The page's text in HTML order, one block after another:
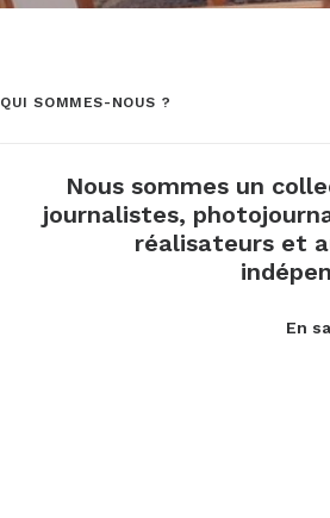
QUI SOMMES-NOUS ?
Nous sommes un
journalistes,
réalisateurs et
En